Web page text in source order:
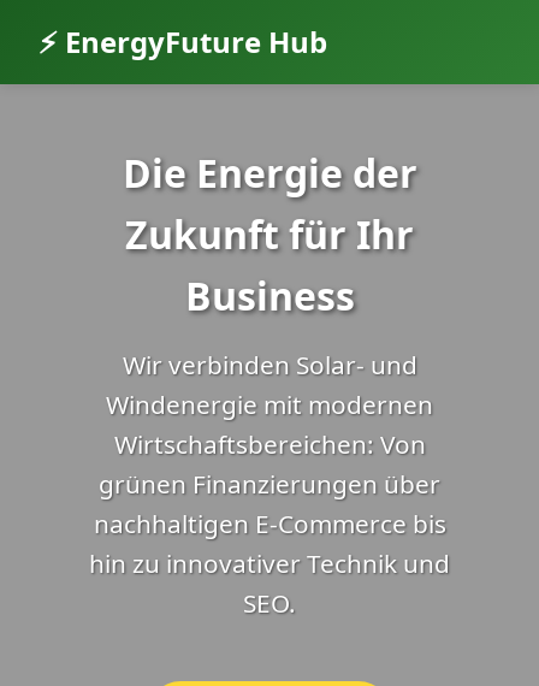
⚡ EnergyFuture Hub
Die Energie der
Zukunft für Ihr
Business
Wir verbinden Solar- und
Windenergie mit modernen
Wirtschaftsbereichen: Von
grünen Finanzierungen über
nachhaltigen E-Commerce bis
hin zu innovativer Technik und
SEO.